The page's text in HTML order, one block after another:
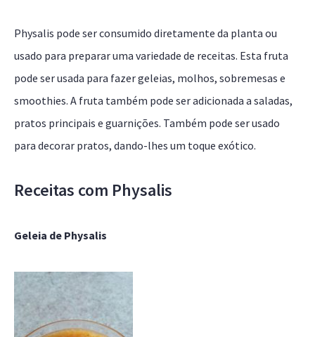
Physalis pode ser consumido diretamente da planta ou
usado para preparar uma variedade de receitas. Esta fruta
pode ser usada para fazer geleias, molhos, sobremesas e
smoothies. A fruta também pode ser adicionada a saladas,
pratos principais e guarnições. Também pode ser usado
para decorar pratos, dando-lhes um toque exótico.
Receitas com Physalis
Geleia de Physalis